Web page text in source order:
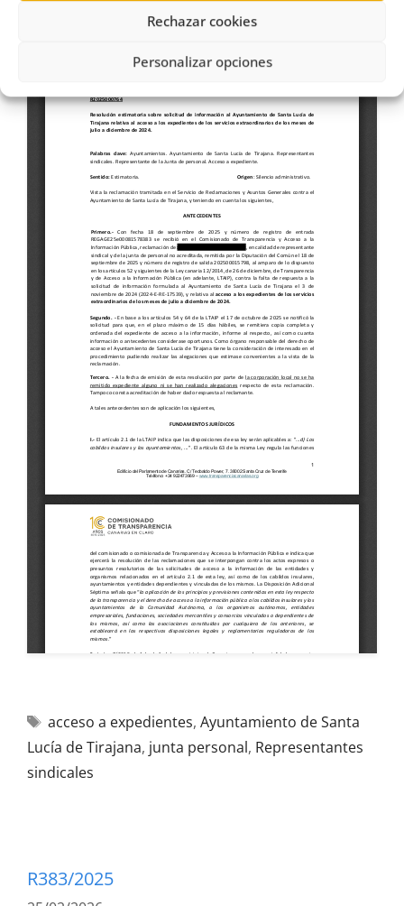
Rechazar cookies
Personalizar opciones
acceso a expedientes, Ayuntamiento de Santa
Lucía de Tirajana, junta personal, Representantes
sindicales
R383/2025